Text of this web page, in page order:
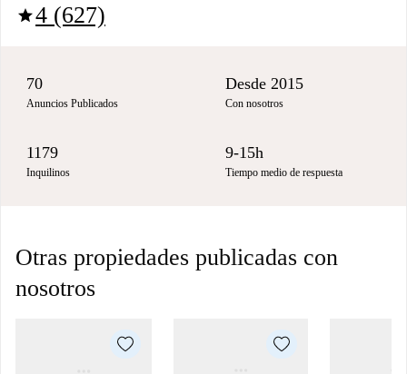
star4 (627)
70
Anuncios Publicados
Desde 2015
Con nosotros
1179
Inquilinos
9-15h
Tiempo medio de respuesta
Otras propiedades publicadas con
nosotros